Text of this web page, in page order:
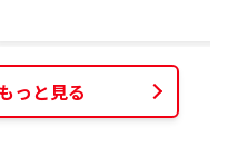
っと見る